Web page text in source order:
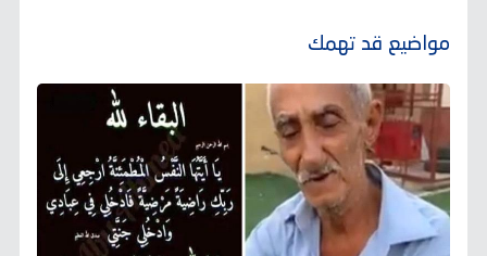
مواضيع قد تهمك